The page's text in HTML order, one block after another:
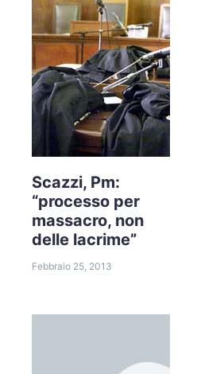
Scazzi, Pm:
“processo per
massacro, non
delle lacrime”
Febbraio 25, 2013